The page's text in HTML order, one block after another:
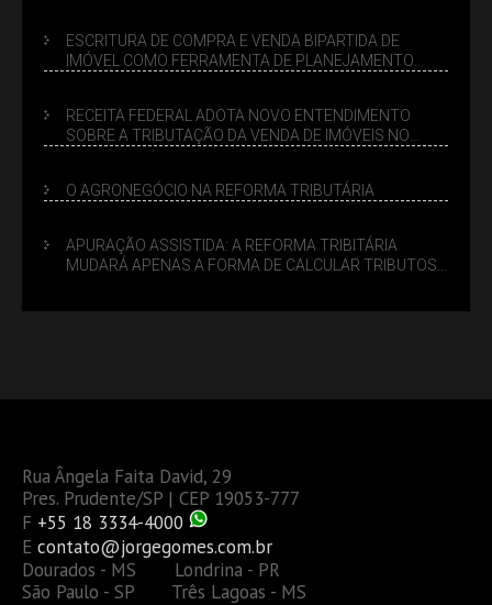
ESCRITURA DE COMPRA E VENDA BIPARTIDA DE
IMÓVEL COMO FERRAMENTA DE PLANEJAMENTO
RECEITA FEDERAL ADOTA NOVO ENTENDIMENTO
SOBRE A TRIBUTAÇÃO DA VENDA DE IMÓVEIS NO
O AGRONEGÓCIO NA REFORMA TRIBUTÁRIA
APURAÇÃO ASSISTIDA: A REFORMA TRIBITÁRIA
MUDARÁ APENAS A FORMA DE CALCULAR TRIBUTOS
Rua Ângela Faita David, 29
Pres. Prudente/SP | CEP 19053-777
F +55 18 3334-4000
E contato@jorgegomes.com.br
Dourados - MS Londrina - PR
São Paulo - SP Três Lagoas - MS